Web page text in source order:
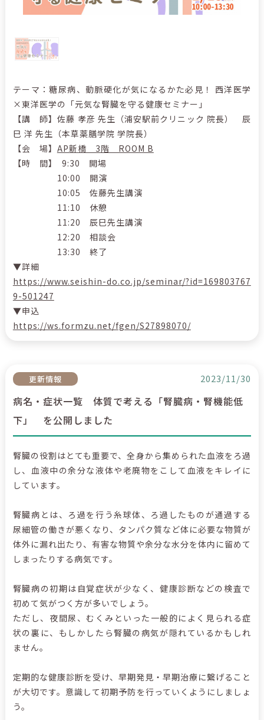
テーマ：糖尿病、動脈硬化が気になるかた必見！ 西洋医学
×東洋医学の「元気な腎臓を守る健康セミナー」
【講 師】佐藤 孝彦 先生（浦安駅前クリニック 院長） 辰
巳 洋 先生（本草薬膳学院 学院長）
【会 場】 AP新橋 3階 ROOM B
【時 間】 9:30 開場
10:00 開演
10:05 佐藤先生講演
11:10 休憩
11:20 辰巳先生講演
12:20 相談会
13:30 終了
▼詳細
https://www.seishin-do.co.jp/seminar/?id=169803767
9-501247
▼申込
https://ws.formzu.net/fgen/S27898070/
更新情報 2023/11/30
病名・症状一覧 体質で考える「腎臓病・腎機能低
下」 を公開しました
腎臓の役割はとても重要で、全身から集められた血液をろ過
し、血液中の余分な液体や老廃物をこして血液をキレイに
しています。
腎臓病とは、ろ過を行う糸球体、ろ過したものが通過する
尿細管の働きが悪くなり、タンパク質など体に必要な物質が
体外に漏れ出たり、有害な物質や余分な水分を体内に留めて
しまったりする病気です。
腎臓病の初期は自覚症状が少なく、健康診断などの検査で
初めて気がつく方が多いでしょう。
ただし、夜間尿、むくみといった一般的によく見られる症
状の裏に、もしかしたら腎臓の病気が隠れているかもしれ
ません。
定期的な健康診断を受け、早期発見・早期治療に繋げること
が大切です。意識して初期予防を行っていくようにしましょ
う。